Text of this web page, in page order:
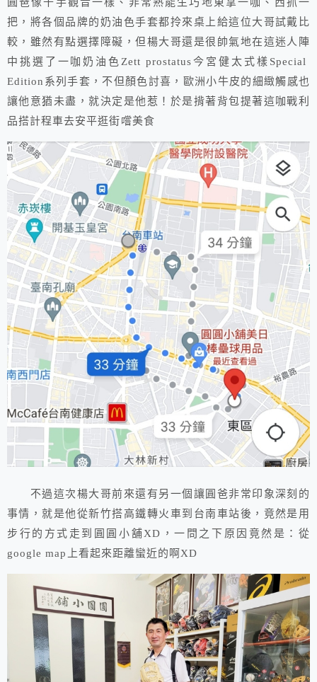
圓爸像千手觀音一樣、非常熟能生巧地東拿一咖、西抓一
把，將各個品牌的奶油色手套都拎來桌上給這位大哥試戴比
較，雖然有點選擇障礙，但楊大哥還是很帥氣地在這迷人陣
中挑選了一咖奶油色Zett prostatus今宮健太式樣Special
Edition系列手套，不但顏色討喜，歐洲小牛皮的細緻觸感也
讓他意猶未盡，就決定是他惹！於是揹著背包提著這咖戰利
品搭計程車去安平逛街嚐美食
不過這次楊大哥前來還有另一個讓圓爸非常印象深刻的
事情，就是他從新竹搭高鐵轉火車到台南車站後，竟然是用
步行的方式走到圓圓小舖XD，一問之下原因竟然是：從
google map上看起來距離蠻近的啊XD